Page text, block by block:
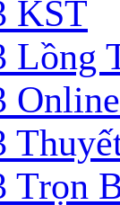
KST
Lồng
Online
Trọn